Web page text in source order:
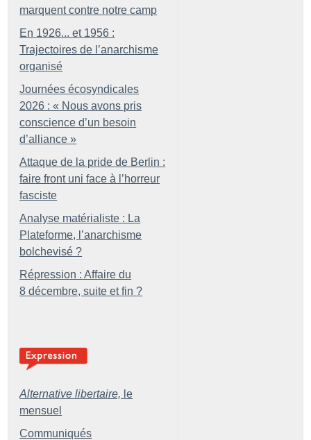
marquent contre notre camp
En 1926... et 1956 :
Trajectoires de l’anarchisme
organisé
Journées écosyndicales
2026 : « Nous avons pris
conscience d’un besoin
d’alliance »
Attaque de la pride de Berlin :
faire front uni face à l’horreur
fasciste
Analyse matérialiste : La
Plateforme, l’anarchisme
bolchevisé ?
Répression : Affaire du
8 décembre, suite et fin ?
Alternative libertaire, le
mensuel
Communiqués